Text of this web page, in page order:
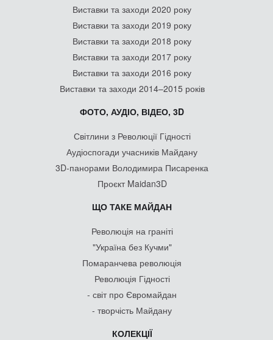
Виставки та заходи 2020 року
Виставки та заходи 2019 року
Виставки та заходи 2018 року
Виставки та заходи 2017 року
Виставки та заходи 2016 року
Виставки та заходи 2014–2015 років
ФОТО, АУДІО, ВІДЕО, 3D
Світлини з Революції Гідності
Аудіоспогади учасників Майдану
3D-панорами Володимира Писаренка
Проєкт Maidan3D
ЩО ТАКЕ МАЙДАН
Революція на граніті
"Україна без Кучми"
Помаранчева революція
Революція Гідності
- світ про Євромайдан
- творчість Майдану
КОЛЕКЦІЇ